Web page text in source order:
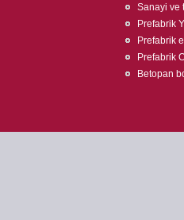
Sanayi ve
Prefabrik
Prefabrik
Prefabrik
Betopan